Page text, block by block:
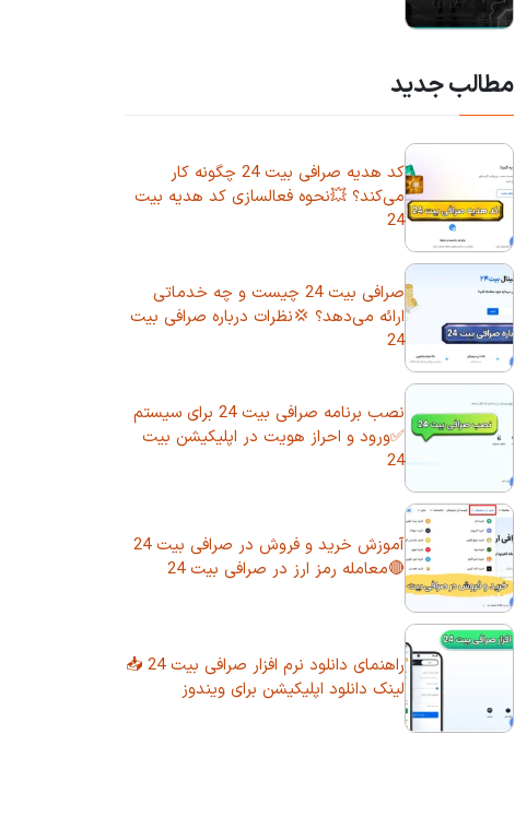
مطالب جدید
کد هدیه صرافی بیت 24 چگونه کار
می‌کند؟ 💥نحوه فعالسازی کد هدیه بیت
24
صرافی بیت 24 چیست و چه خدماتی
ارائه می‌دهد؟ 💢نظرات درباره صرافی بیت
24
نصب برنامه صرافی بیت 24 برای سیستم
✅ورود و احراز هویت در اپلیکیشن بیت
24
آموزش خرید و فروش در صرافی بیت 24
🔴معامله رمز ارز در صرافی بیت 24
راهنمای دانلود نرم افزار صرافی بیت 24 📥
لینک دانلود اپلیکیشن برای ویندوز